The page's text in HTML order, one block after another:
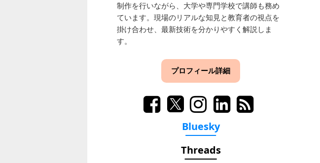
制作を行いながら、大学や専門学校で講師も務め
ています。現場のリアルな知見と教育者の視点を
掛け合わせ、最新技術を分かりやすく解説しま
す。
プロフィール詳細
Bluesky
Threads